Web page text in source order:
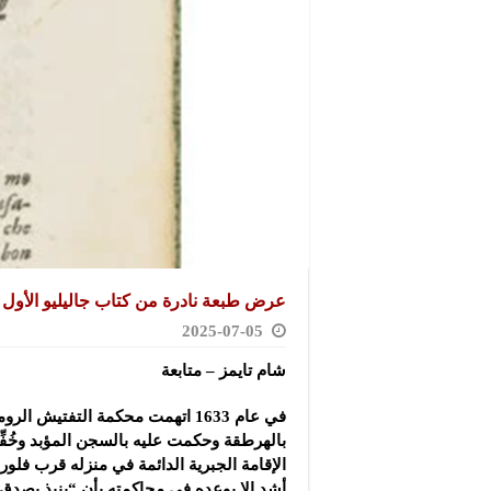
عرض طبعة نادرة من كتاب جاليليو الأول
2025-07-05
شام تايمز – متابعة
في عام 1633 اتهمت محكمة التفتيش
بالهرطقة وحكمت عليه بالسجن المؤبد
الإقامة الجبرية الدائمة في منزله قرب